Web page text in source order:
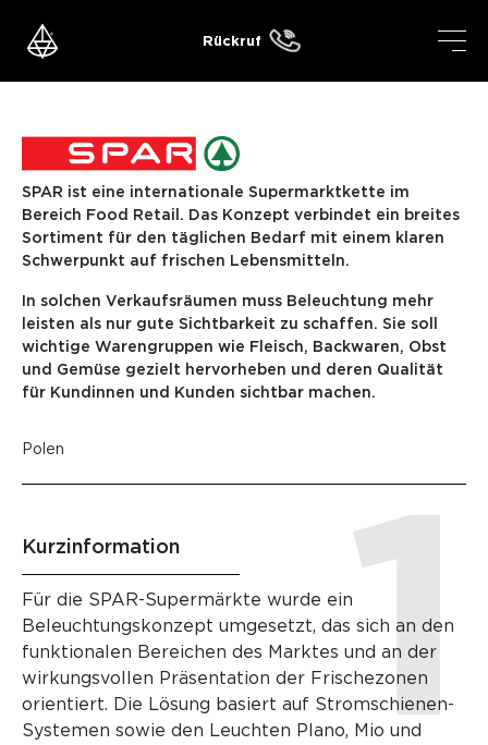
content
Rückruf
SPAR ist eine internationale Supermarktkette im
Bereich Food Retail. Das Konzept verbindet ein breites
Sortiment für den täglichen Bedarf mit einem klaren
Schwerpunkt auf frischen Lebensmitteln.
In solchen Verkaufsräumen muss Beleuchtung mehr
leisten als nur gute Sichtbarkeit zu schaffen. Sie soll
wichtige Warengruppen wie Fleisch, Backwaren, Obst
und Gemüse gezielt hervorheben und deren Qualität
für Kundinnen und Kunden sichtbar machen.
Polen
Kurzinformation
Für die SPAR-Supermärkte wurde ein
Beleuchtungskonzept umgesetzt, das sich an den
funktionalen Bereichen des Marktes und an der
wirkungsvollen Präsentation der Frischezonen
orientiert. Die Lösung basiert auf Stromschienen-
Systemen sowie den Leuchten Plano, Mio und